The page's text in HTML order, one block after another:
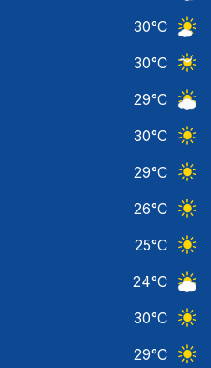
30°C
30°C
29°C
30°C
29°C
26°C
25°C
24°C
30°C
29°C